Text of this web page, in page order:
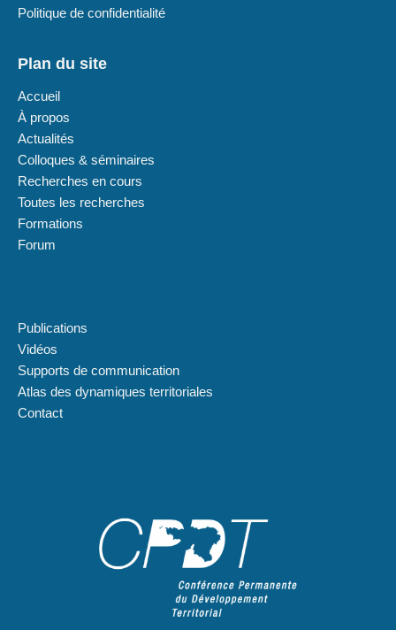
Politique de confidentialité
Plan du site
Accueil
À propos
Actualités
Colloques & séminaires
Recherches en cours
Toutes les recherches
Formations
Forum
Publications
Vidéos
Supports de communication
Atlas des dynamiques territoriales
Contact